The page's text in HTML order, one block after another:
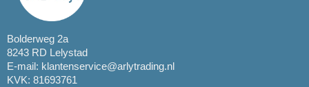
Bolderweg 2a
8243 RD Lelystad
E-mail: klantenservice@arlytrading.nl
KVK: 81693761